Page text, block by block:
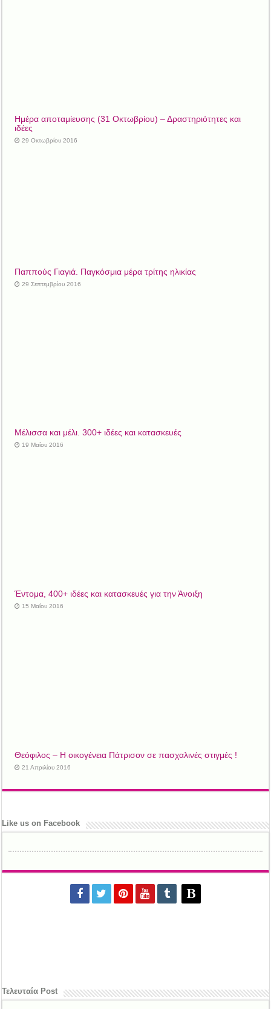
Ημέρα αποταμίευσης (31 Οκτωβρίου) – Δραστηριότητες και
ιδέες
29 Οκτωβρίου 2016
Παππούς Γιαγιά. Παγκόσμια μέρα τρίτης ηλικίας
29 Σεπτεμβρίου 2016
Μέλισσα και μέλι. 300+ ιδέες και κατασκευές
19 Μαΐου 2016
Έντομα, 400+ ιδέες και κατασκευές για την Άνοιξη
15 Μαΐου 2016
Θεόφιλος – Η οικογένεια Πάτρισον σε πασχαλινές στιγμές !
21 Απριλίου 2016
Like us on Facebook
Τελευταία Post